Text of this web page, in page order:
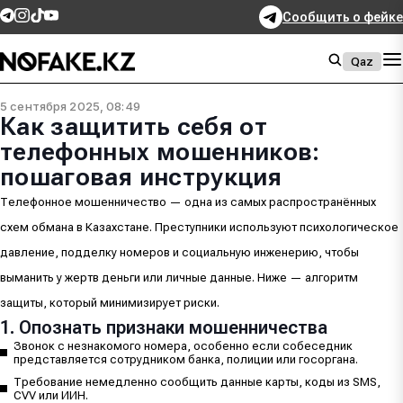
Сообщить о фейке
Qaz
5 сентября 2025, 08:49
Как защитить себя от
телефонных мошенников:
пошаговая инструкция
Телефонное мошенничество — одна из самых распространённых
схем обмана в Казахстане. Преступники используют психологическое
давление, подделку номеров и социальную инженерию, чтобы
выманить у жертв деньги или личные данные. Ниже — алгоритм
защиты, который минимизирует риски.
1. Опознать признаки мошенничества
Звонок с незнакомого номера, особенно если собеседник
представляется сотрудником банка, полиции или госоргана.
Требование немедленно сообщить данные карты, коды из SMS,
CVV или ИИН.